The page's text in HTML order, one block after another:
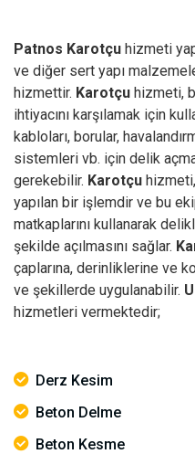
Patnos Karotçu hizmeti
ve diğer sert yapı
hizmettir. Karotçu hizmeti,
ihtiyacını karşılamak için
kabloları, borular,
sistemleri vb. için delik
gerekebilir. Karotçu hizmeti,
yapılan bir işlemdir ve bu
matkaplarını kullanarak
şekilde açılmasını sağlar.
çaplarına, derinliklerine ve
ve şekillerde uygulanabilir.
hizmetleri vermektedir;
Derz Kesim
Beton Delme
Beton Kesme